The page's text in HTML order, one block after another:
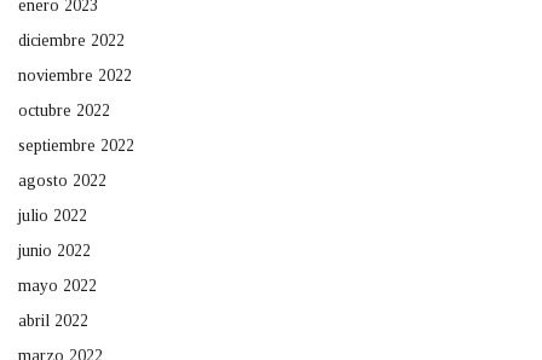
enero 2023
diciembre 2022
noviembre 2022
octubre 2022
septiembre 2022
agosto 2022
julio 2022
junio 2022
mayo 2022
abril 2022
marzo 2022